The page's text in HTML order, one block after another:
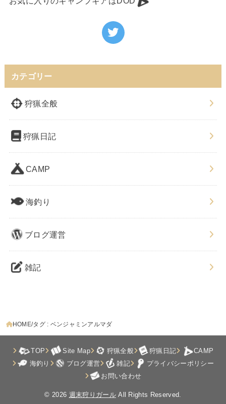
カテゴリー
狩猟全般
狩猟日記
CAMP
海釣り
ブログ運営
雑記
HOME タグ : ベンジャミンアルマダ
TOP Site Map 狩猟全般 狩猟日記
CAMP
海釣り
ブログ運営 雑記
プライバシーポリシー
お問い合わせ
© 2026 週末狩りガールAll Rights Reserved.